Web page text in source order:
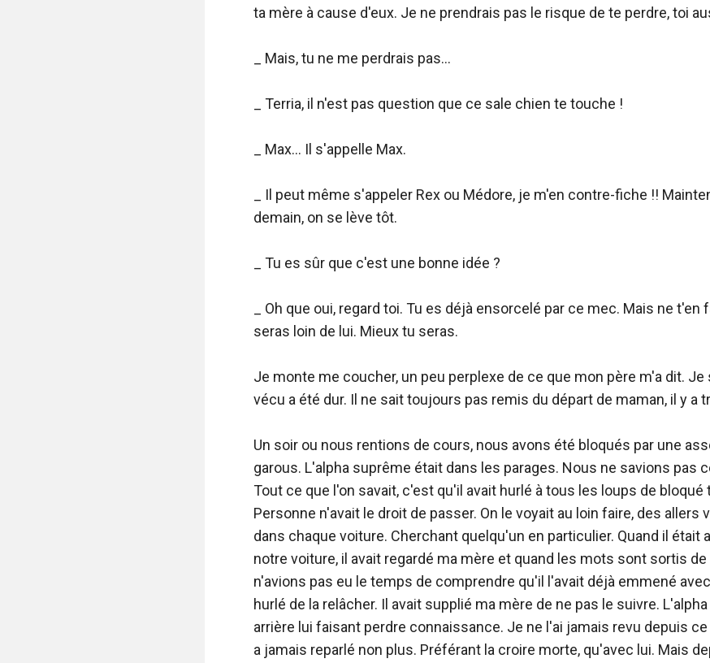
ta mère à cause d'eux. Je ne prendrais pas le risque de te perdre, toi
_ Mais, tu ne me perdrais pas...
_ Terria, il n'est pas question que ce sale chien te touche !
_ Max... Il s'appelle Max.
_ Il peut même s'appeler Rex ou Médore, je m'en contre-fiche !!
demain, on se lève tôt.
_ Tu es sûr que c'est une bonne idée ?
_ Oh que oui, regard toi. Tu es déjà ensorcelé par ce mec. Mais ne t'en
seras loin de lui. Mieux tu seras.
Je monte me coucher, un peu perplexe de ce que mon père m'a dit. Je
vécu a été dur. Il ne sait toujours pas remis du départ de maman, il y a
Un soir ou nous rentions de cours, nous avons été bloqués par une
garous. L'alpha suprême était dans les parages. Nous ne savions pas
Tout ce que l'on savait, c'est qu'il avait hurlé à tous les loups de bloqué
Personne n'avait le droit de passer. On le voyait au loin faire, des allers
dans chaque voiture. Cherchant quelqu'un en particulier. Quand il était
notre voiture, il avait regardé ma mère et quand les mots sont sortis
n'avions pas eu le temps de comprendre qu'il l'avait déjà emmené
hurlé de la relâcher. Il avait supplié ma mère de ne pas le suivre.
arrière lui faisant perdre connaissance. Je ne l'ai jamais revu depuis ce
a jamais reparlé non plus. Préférant la croire morte, qu'avec lui. Mais